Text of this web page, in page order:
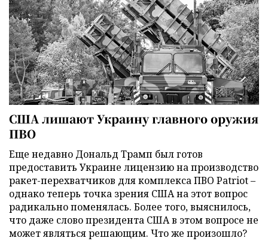
США лишают Украину главного оружия
ПВО
Еще недавно Дональд Трамп был готов
предоставить Украине лицензию на производство
ракет-перехватчиков для комплекса ПВО Patriot –
однако теперь точка зрения США на этот вопрос
радикально поменялась. Более того, выяснилось,
что даже слово президента США в этом вопросе не
может являться решающим. Что же произошло?